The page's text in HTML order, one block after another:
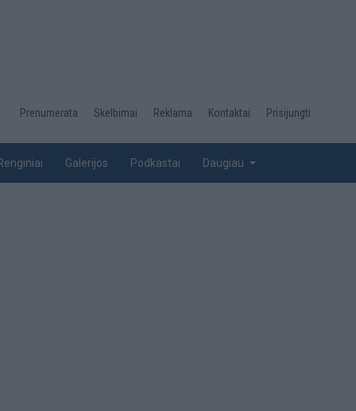
Desktop
top
Prenumerata Skelbimai Reklama Kontaktai Prisijungti
Galerijos Podkastai Daugiau